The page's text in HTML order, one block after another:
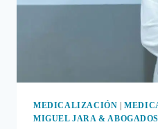
MEDICALIZACIÓN |
MIGUEL JARA & ABOGADOS